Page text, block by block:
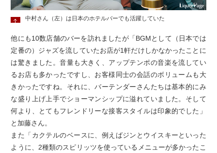
中村さん（左）は日本のホテルバーでも活躍していた
他にも10数店舗のバーを訪れましたが「BGMとして（日本では
定番の）ジャズを流していたお店が1軒だけしかなかったことに
は驚きました。音量も大きく、アップテンポの音楽を流してい
るお店も多かったですし、お客様同士の会話のボリュームも大
きかったですね。それに、バーテンダーさんたちは基本的にみ
な盛り上げ上手でショーマンシップに溢れていました。そして
何より、とてもフレンドリーな接客スタイルは印象的でした」
と加藤さん。
また「カクテルのベースに、例えばジンとウイスキーといった
ように、2種類のスピリッツを使っているメニューが多かったこ